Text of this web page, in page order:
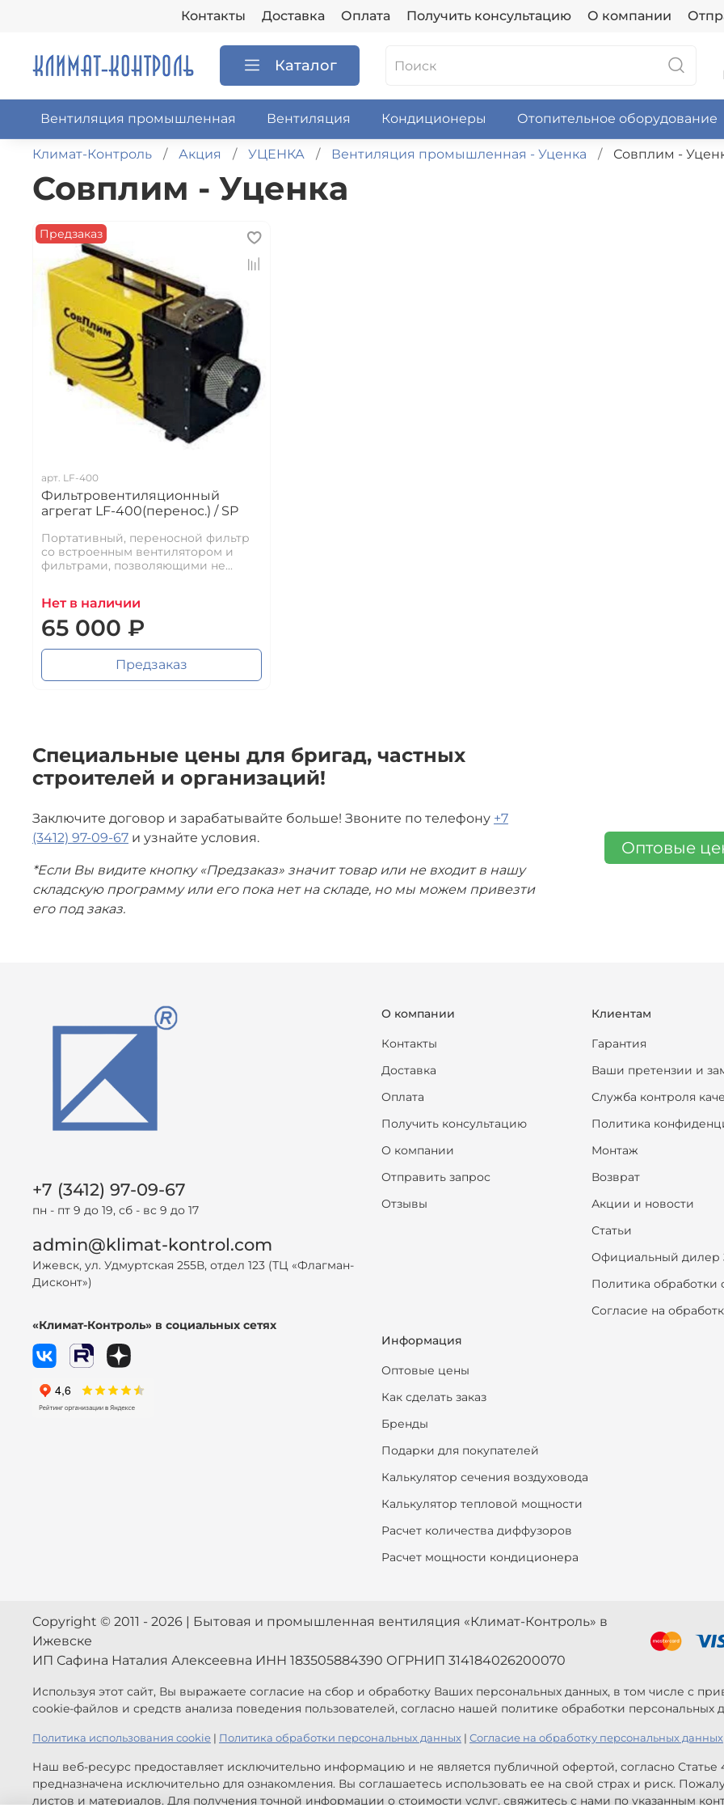
Контакты Доставка Оплата Получить консультацию О компании
Каталог
Вентиляция промышленная Вентиляция Кондиционеры Отопительное оборудование
Климат-Контроль Акция УЦЕНКА Вентиляция промышленная - Уценка Совплим -
Совплим - Уценка
Предзаказ
арт. LF-400
Фильтровентиляционный
агрегат LF-400(перенос.) / SP
Портативный, переносной фильтр
со встроенным вентилятором и
фильтрами, позволяющими не...
Нет в наличии
65 000 ₽
Предзаказ
Специальные цены для бригад, частных
строителей и организаций!
Заключите договор и зарабатывайте больше! Звоните по телефону +7
(3412) 97-09-67 и узнайте условия.
*Если Вы видите кнопку «Предзаказ» значит товар или не входит в нашу
складскую программу или его пока нет на складе, но мы можем привезти
его под заказ.
Оптовые
О компании
Контакты
Доставка
Оплата
Получить консультацию
О компании
Отправить запрос
Отзывы
Клиентам
Гарантия
Ваши претензии и
Служба контроля
Политика
Монтаж
Возврат
Акции и новости
Статьи
Официальный дилер
Политика обработки
Согласие на
Информация
Оптовые цены
Как сделать заказ
Бренды
Подарки для покупателей
Калькулятор сечения воздуховода
Калькулятор тепловой мощности
Расчет количества диффузоров
Расчет мощности кондиционера
+7 (3412) 97-09-67
пн - пт 9 до 19, сб - вс 9 до 17
admin@klimat-kontrol.com
Ижевск, ул. Удмуртская 255В, отдел 123 (ТЦ «Флагман-
Дисконт»)
«Климат-Контроль» в социальных сетях
Copyright © 2011 - 2026 | Бытовая и промышленная вентиляция «Климат-Контроль» в
Ижевске
ИП Сафина Наталия Алексеевна ИНН 183505884390 ОГРНИП 314184026200070
Используя этот сайт, Вы выражаете согласие на сбор и обработку Ваших персональных данных, в том числе с
cookie-файлов и средств анализа поведения пользователей, согласно нашей политике обработки персональных
Политика использования cookie | Политика обработки персональных данных | Согласие на обработку персональных данных
Наш веб-ресурс предоставляет исключительно информацию и не является публичной офертой, согласно
предназначена исключительно для ознакомления. Вы соглашаетесь использовать ее на свой страх и риск.
листов и материалов. Для получения точной информации о стоимости услуг, свяжитесь с нами по указанным